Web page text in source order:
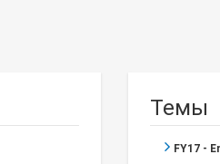
Темы
FY17 -